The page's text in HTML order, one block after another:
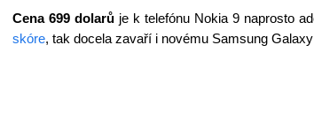
Cena 699 dolarůje k telefónu Nokia 9 naprosto
skóre, tak docela zavaří i novému Samsung